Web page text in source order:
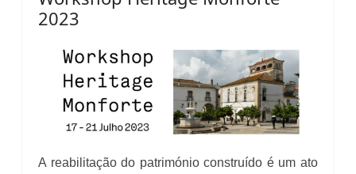
2023
A reabilitação do património construído é um ato